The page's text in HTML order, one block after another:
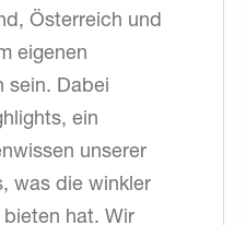
Österreich und
eigenen
sein. Dabei
ein
unserer
was die winkler
hat. Wir